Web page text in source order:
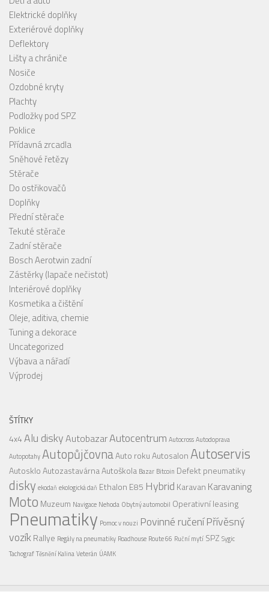
Elektrické doplňky
Exteriérové doplňky
Deflektory
Lišty a chrániče
Nosiče
Ozdobné kryty
Plachty
Podložky pod SPZ
Poklice
Přídavná zrcadla
Sněhové řetězy
Stěrače
Do ostřikovačů
Doplňky
Přední stěrače
Tekuté stěrače
Zadní stěrače
Bosch Aerotwin zadní
Zástěrky (lapače nečistot)
Interiérové doplňky
Kosmetika a čištění
Oleje, aditiva, chemie
Tuning a dekorace
Uncategorized
Výbava a nářadí
Výprodej
ŠTÍTKY
4x4Alu diskyAutobazarAutocentrum AutocrossAutodoprava
AutopotahyAutopůjčovnaAuto rokuAutosalonAutoservis
AutoskloAutozastavárnaAutoškola Bazar Bitcoin Defekt pneumatiky
disky ekodaň ekologická daň Ethalon E85 Hybrid Karavan Karavaning
Moto Muzeum Navigace Nehoda Obytný automobil Operativní leasing
Pneumatiky Pomoc v nouzi Povinné ručeníPřívěsný
vozíkRallye Regály na pneumatiky Roadhouse Route 66 Ruční mytí SPZ Sygic
TachografTěsnění KalinaVeterán ÚAMK